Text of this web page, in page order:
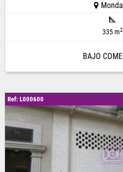
335 m2
BAJO
Ref: L000600